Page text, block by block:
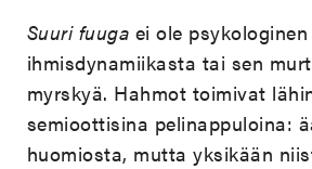
Suuri fuuga ei ole
ihmisdynamiikasta tai sen
myrskyä. Hahmot toimivat
semioottisina pelinappuloina:
huomiosta, mutta yksikään